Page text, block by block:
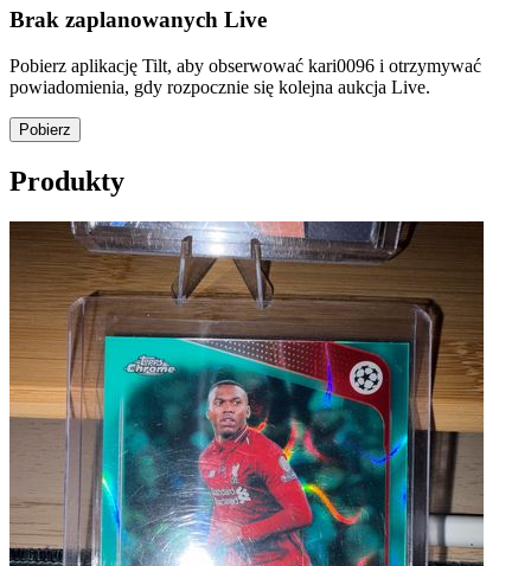
Brak zaplanowanych Live
Pobierz aplikację Tilt, aby obserwować kari0096 i otrzymywać
powiadomienia, gdy rozpocznie się kolejna aukcja Live.
Pobierz
Produkty